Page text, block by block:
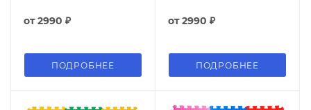
от2990 ₽
ПОДРОБНЕЕ
от2990 ₽
ПОДРОБНЕЕ